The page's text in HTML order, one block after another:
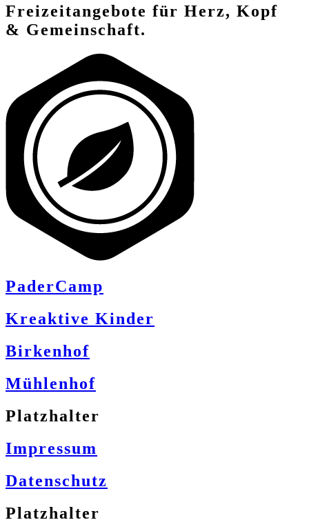
Freizeitangebote für Herz, Kopf
& Gemeinschaft.
PaderCamp
Kreaktive Kinder
Birkenhof
Mühlenhof
Platzhalter
Impressum
Datenschutz
Platzhalter